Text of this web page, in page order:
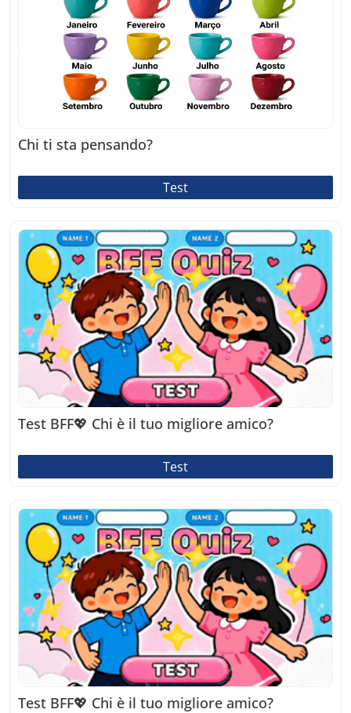
Chi ti sta pensando?
Test
Test BFF💖 Chi è il tuo migliore amico?
Test
Test BFF💖 Chi è il tuo migliore amico?